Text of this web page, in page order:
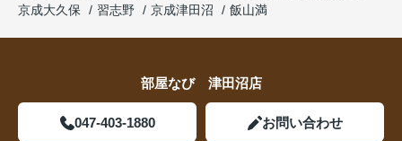
京成大久保
習志野 京成津田沼 飯山満
部屋なび 津田沼店
047-403-1880 お問い合わせ